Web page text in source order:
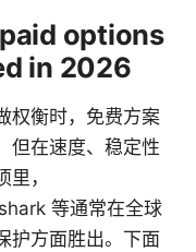
options
in 2026
权衡时，免费方案
但在速度、稳定性
，
等通常在全球
护方面胜出。下面